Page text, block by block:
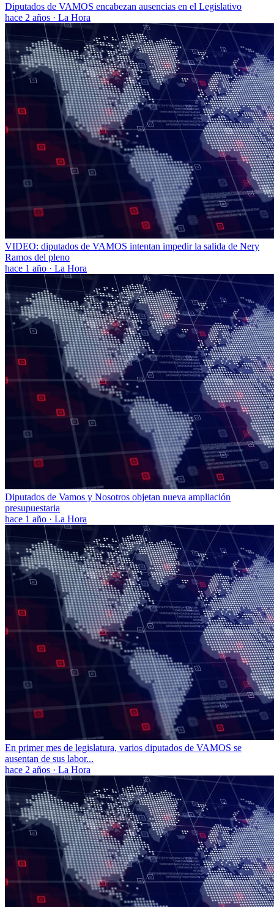
Diputados de VAMOS encabezan ausencias en el Legislativo
hace 2 años · La Hora
VIDEO: diputados de VAMOS intentan impedir la salida de Nery
Ramos del pleno
hace 1 año · La Hora
Diputados de Vamos y Nosotros objetan nueva ampliación
presupuestaria
hace 1 año · La Hora
En primer mes de legislatura, varios diputados de VAMOS se
ausentan de sus labor...
hace 2 años · La Hora